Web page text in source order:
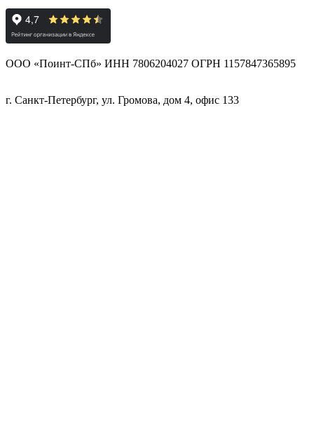
ООО «Поинт-СПб» ИНН 7806204027 ОГРН 1157847365895
г. Санкт-Петербург, ул. Громова, дом 4, офис 133